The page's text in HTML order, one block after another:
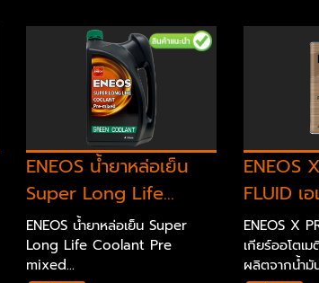
ENEOS น้ำยาหล่อเย็น
Super Long Life...
ENEOS น้ำยาหล่อเย็น Super
Long Life Coolant Pre
mixed...
ENEOS
FLUID เ
ENEOS X
เกียร์ออโตเ
ผลิตจากน้ำมั